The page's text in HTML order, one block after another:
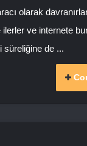
olarak
ve internete
süreliğine de ...